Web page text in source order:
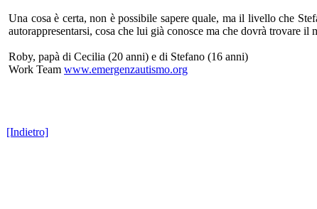
Una cosa è certa, non è possibile sapere quale, ma il livello che
autorappresentarsi, cosa che lui già conosce ma che dovrà trovare il
Roby, papà di Cecilia (20 anni) e di Stefano (16 anni)
Work Team www.emergenzautismo.org
[Indietro]